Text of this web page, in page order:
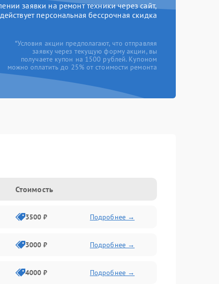
заявки на ремонт техники через сайт,
действует персональная бессрочная скидка
*Условия акции предполагают, что отправляя
заявку через текущую форму акции, вы
получаете купон на 1500 рублей. Купоном
можно оплатить до 25% от стоимости ремонта
Стоимость
3500 ₽ Подробнее →
3000 ₽ Подробнее →
4000 ₽ Подробнее →